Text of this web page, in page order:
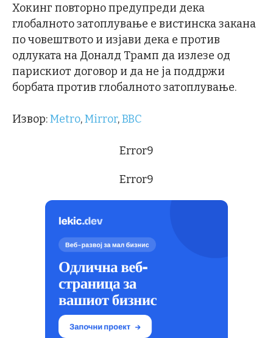
Хокинг повторно предупреди дека
глобалното затоплување е вистинска закана
по човештвото и изјави дека е против
одлуката на Доналд Трамп да излезе од
парискиот договор и да не ја поддржи
борбата против глобалното затоплување.
Извор:Metro,Mirror,BBC
Error9
Error9